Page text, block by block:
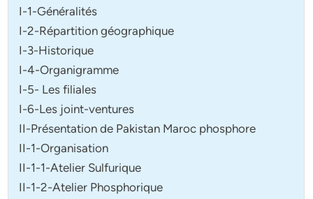
I-1-Généralités
I-2-Répartition géographique
I-3-Historique
I-4-Organigramme
I-5- Les filiales
I-6-Les joint-ventures
II-Présentation de Pakistan Maroc phosphore
II-1-Organisation
II-1-1-Atelier Sulfurique
II-1-2-Atelier Phosphorique